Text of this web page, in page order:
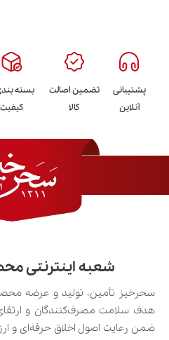
پشتیبانی
آنلاین
تضمین اصالت
کالا
بسته
کیفیت
شعبه اینترنتی
سحرخیز تأمین، تولید و عرضه
هدف سلامت مصرف‌کنندگان و
ضمن رعایت اصول اخلاق حرفه‌ای و